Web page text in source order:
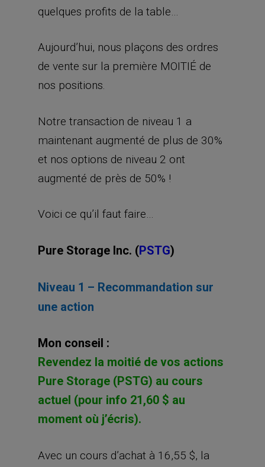
quelques profits de la table…
Aujourd’hui, nous plaçons des ordres
de vente sur la première MOITIÉ de
nos positions.
Notre transaction de niveau 1 a
maintenant augmenté de plus de 30%
et nos options de niveau 2 ont
augmenté de près de 50% !
Voici ce qu’il faut faire…
Pure Storage Inc. (PSTG)
Niveau 1 – Recommandation sur
une action
Mon conseil :
Revendez la moitié de vos actions
Pure Storage (PSTG) au cours
actuel (pour info 21,60 $ au
moment où j’écris).
Avec un cours d’achat à 16,55 $, la